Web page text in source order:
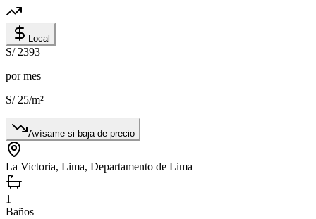
Local
S/ 2393
por mes
S/ 25/m²
Avísame si baja de precio
La Victoria, Lima, Departamento de Lima
1
Baños